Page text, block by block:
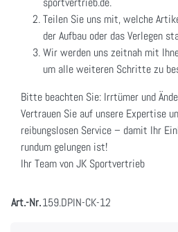
Teilen Sie uns mit, welche
der Aufbau oder das Verlegen
Wir werden uns zeitnah mit
um alle weiteren Schritte zu
Bitte beachten Sie: Irrtümer und
Vertrauen Sie auf unsere Expertise
reibungslosen Service – damit Ihr
rundum gelungen ist!
Ihr Team von JK Sportvertrieb
Art.-Nr.159.DPIN-CK-12